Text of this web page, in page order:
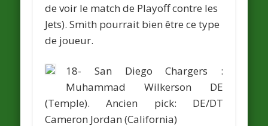
de voir le match de Playoff contre les
Jets). Smith pourrait bien être ce type
de joueur.
18- San Diego Chargers :
Muhammad Wilkerson DE
(Temple).Ancien pick: DE/DT
Cameron Jordan (California)